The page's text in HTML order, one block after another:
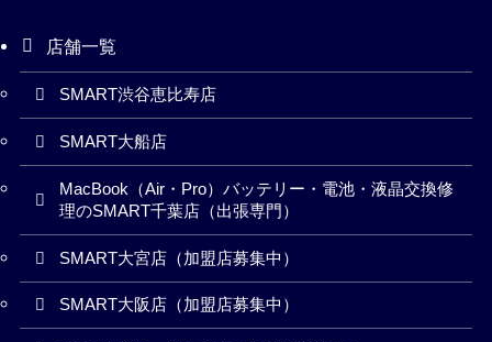
店舗一覧
SMART渋谷恵比寿店
SMART大船店
MacBook（Air・Pro）バッテリー・電池・液晶交換修
理のSMART千葉店（出張専門）
SMART大宮店（加盟店募集中）
SMART大阪店（加盟店募集中）